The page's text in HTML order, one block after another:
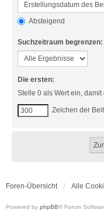
Absteigend
Suchzeitraum begrenzen:
Die ersten:
Stelle 0 als Wert ein,
Zeichen der
Foren-Übersicht Alle
Powered by phpBB® Forum